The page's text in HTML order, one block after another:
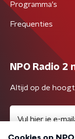
Programma's
Frequenties
NPO Radio
Altijd op de